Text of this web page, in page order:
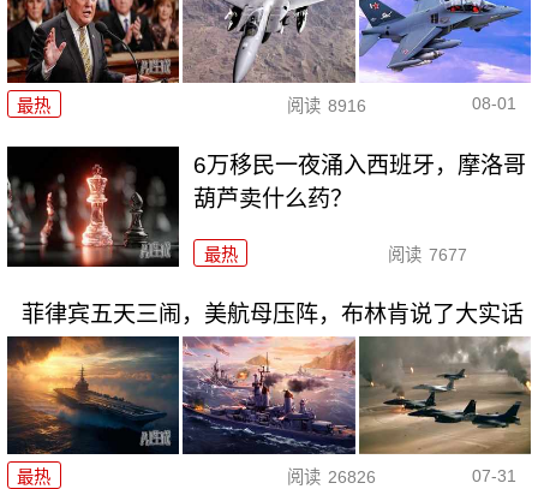
最热 阅读 8916 08-01
6万移民一夜涌入西班牙，摩洛哥
葫芦卖什么药？
最热 阅读 7677
菲律宾五天三闹，美航母压阵，布林肯说了大实话
最热 阅读 26826 07-31